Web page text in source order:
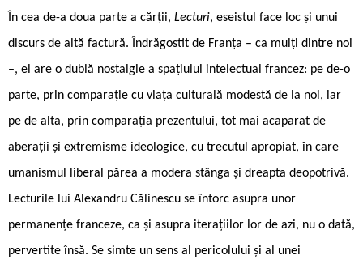
În cea de-a doua parte a cărții, Lecturi, eseistul face loc și unui
discurs de altă factură. Îndrăgostit de Franța – ca mulți dintre noi
–, el are o dublă nostalgie a spațiului intelectual francez: pe de-o
parte, prin comparație cu viața culturală modestă de la noi, iar
pe de alta, prin comparația prezentului, tot mai acaparat de
aberații și extremisme ideologice, cu trecutul apropiat, în care
umanismul liberal părea a modera stânga și dreapta deopotrivă.
Lecturile lui Alexandru Călinescu se întorc asupra unor
permanențe franceze, ca și asupra iterațiilor lor de azi, nu o dată,
pervertite însă. Se simte un sens al pericolului și al unei